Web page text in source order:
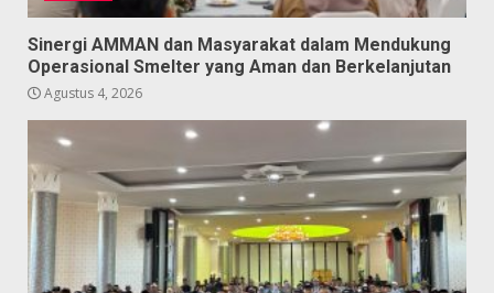
Sinergi AMMAN dan Masyarakat dalam Mendukung
Operasional Smelter yang Aman dan Berkelanjutan
Agustus 4, 2026